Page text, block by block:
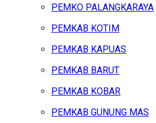
PEMKO PALANGKARAYA
PEMKAB KOTIM
PEMKAB KAPUAS
PEMKAB BARUT
PEMKAB KOBAR
PEMKAB GUNUNG MAS